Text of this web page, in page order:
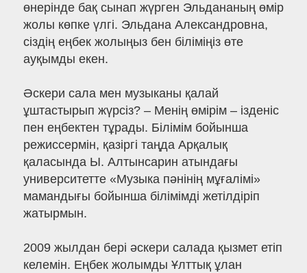
өнерінде бақ сынап жүрген Эльдананың өмір
жолы көпке үлгі. Эльдана Александровна,
сіздің еңбек жолыңыз бен біліміңіз өте
ауқымды екен.
Әскери сала мен музыканы қалай
ұштастырып жүрсіз? – Менің өмірім – ізденіс
пен еңбектен тұрады. Білімім бойынша
режиссермін, қазіргі таңда Арқалық
қаласында Ы. Алтынсарин атындағы
университетте «Музыка пәнінің мұғалімі»
мамандығы бойынша білімімді жетілдіріп
жатырмын.
2009 жылдан бері әскери салада қызмет етіп
келемін. Еңбек жолымды Ұлттық ұлан